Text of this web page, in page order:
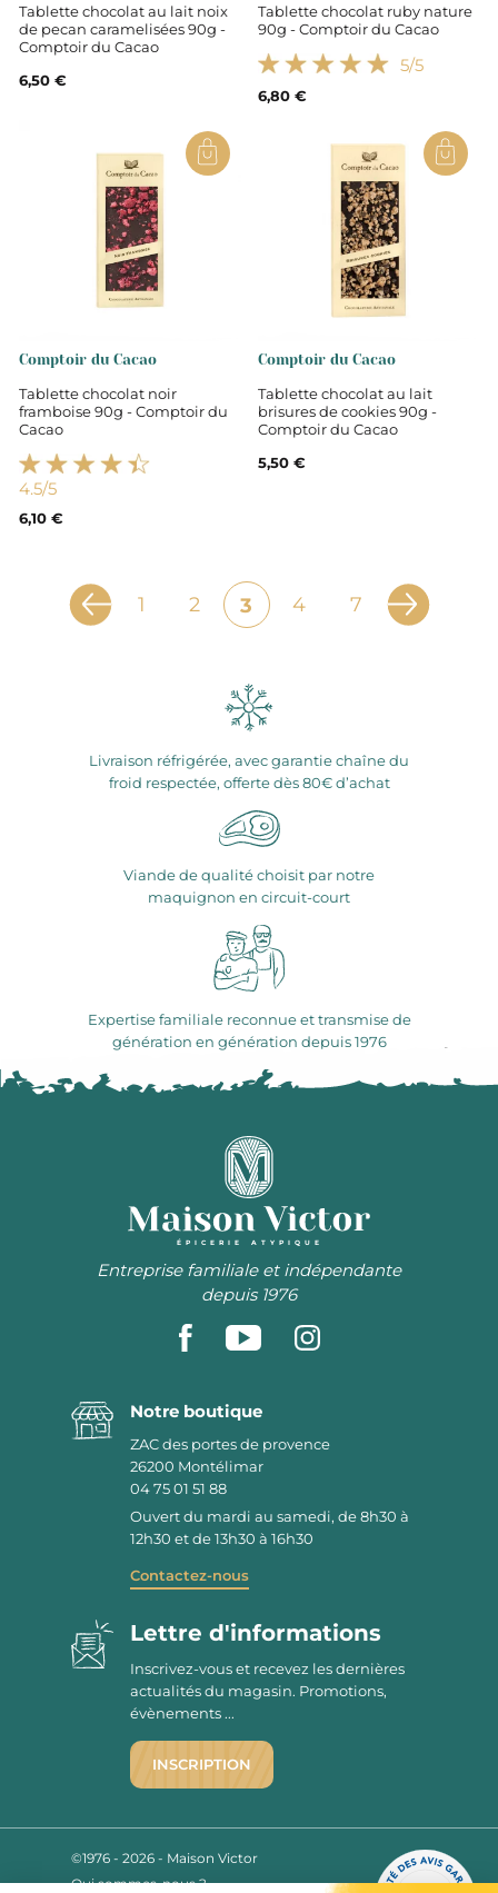
Tablette chocolat au lait noix
de pecan caramelisées 90g -
Comptoir du Cacao
6,50 €
Tablette chocolat ruby nature
90g - Comptoir du Cacao
5/5
6,80 €
Comptoir du Cacao
Tablette chocolat noir
framboise 90g - Comptoir du
Cacao
4.5/5
6,10 €
Comptoir du Cacao
Tablette chocolat au lait
brisures de cookies 90g -
Comptoir du Cacao
5,50 €
1 2 3 4 7
Livraison réfrigérée, avec garantie chaîne du
froid respectée, offerte dès 80€ d’achat
Viande de qualité choisit par notre
maquignon en circuit-court
Expertise familiale reconnue et transmise de
génération en génération depuis 1976
ÉPICERIE ATYPIQUE
Entreprise familiale et indépendante
depuis 1976
Notre boutique
ZAC des portes de provence
26200 Montélimar
04 75 01 51 88
Ouvert du mardi au samedi, de 8h30 à
12h30 et de 13h30 à 16h30
Contactez-nous
Lettre d'informations
Inscrivez-vous et recevez les dernières
actualités du magasin. Promotions,
évènements ...
INSCRIPTION
©1976 - 2026 - Maison Victor
Qui sommes-nous ?